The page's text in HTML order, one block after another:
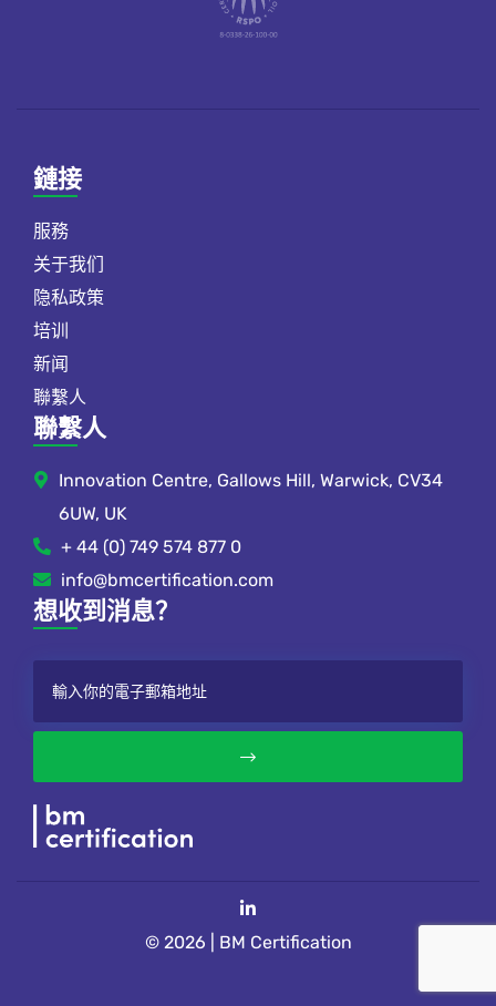
鏈接
服務
关于我们
隐私政策
培训
新闻
聯繫人
聯繫人
Innovation Centre, Gallows Hill, Warwick, CV34
6UW, UK
+ 44 (0) 749 574 877 0
info@bmcertification.com
想收到消息？
© 2026 | BM Certification